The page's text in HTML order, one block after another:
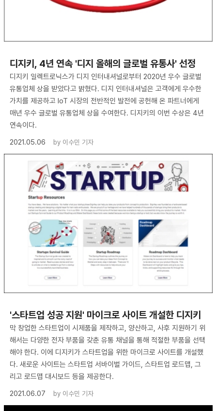
디지키, 4년 연속 '디지 올해의 글로벌 유통사' 선정
디지키 일렉트로닉스가 디지 인터내셔널로부터 2020년 우수 글로벌
유통업체 상을 받았다고 밝혔다. 디지 인터내셔널은 고객에게 우수한
가치를 제공하고 IoT 시장의 전반적인 발전에 공헌해 온 파트너에게
매년 우수 글로벌 유통업체 상을 수여한다. 디지키의 이번 수상은 4년
연속이다.
2021.05.06
by 이수민 기자
'스타트업 성공 지원' 마이크로 사이트 개설한 디지키
막 창업한 스타트업이 시제품을 제작하고, 양산하고, 사후 지원하기 위
해서는 다양한 전자 부품을 갖춘 유통 채널을 통해 적절한 부품을 선택
해야 한다. 이에 디지키가 스타트업을 위한 마이크로 사이트를 개설했
다. 새로운 사이트는 스타트업 서바이벌 가이드, 스타트업 로드맵, 그
리고 로드맵 대시보드 등을 제공한다.
2021.06.07
by 이수민 기자